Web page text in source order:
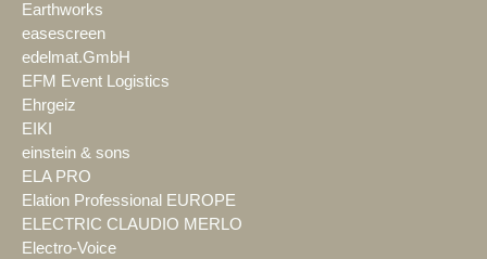
Earthworks
easescreen
edelmat.GmbH
EFM Event Logistics
Ehrgeiz
EIKI
einstein & sons
ELA PRO
Elation Professional EUROPE
ELECTRIC CLAUDIO MERLO
Electro-Voice